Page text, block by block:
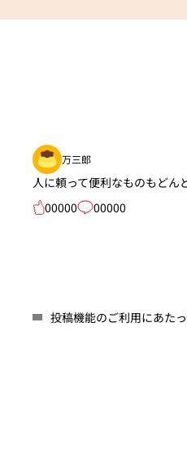
万三郎
人に頼って便利なものもどん
00000
00000
投稿機能のご利用にあた